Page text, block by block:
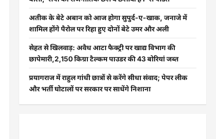
अतीक के बेटे अबान को आज होगा सुपुर्द-ए-खाक, जनाजे में
शामिल होंगे पैरोल पर रिहा हुए दोनों बेटे उमर और अली
सेहत से खिलवाड़: अवैध आटा फैक्ट्री पर खाद्य विभाग की
छापेमारी,2,150 किग्रा टैल्कम पाउडर की 43 बोरियां जब्त
प्रयागराज में राहुल गांधी छात्रों से करेंगे सीधा संवाद; पेपर लीक
और भर्ती घोटालों पर सरकार पर साधेंगे निशाना